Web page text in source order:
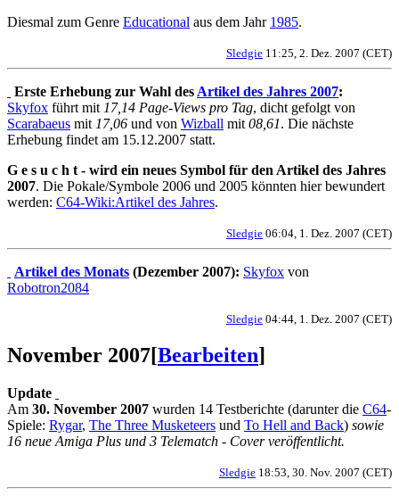
Diesmal zum Genre Educational aus dem Jahr 1985.
Sledgie 11:25, 2. Dez. 2007 (CET)
Erste Erhebung zur Wahl des Artikel des Jahres 2007:
Skyfox führt mit 17,14 Page-Views pro Tag, dicht gefolgt von
Scarabaeus mit 17,06 und von Wizball mit 08,61. Die nächste
Erhebung findet am 15.12.2007 statt.
G e s u c h t - wird ein neues Symbol für den Artikel des Jahres
2007. Die Pokale/Symbole 2006 und 2005 könnten hier bewundert
werden: C64-Wiki:Artikel des Jahres.
Sledgie 06:04, 1. Dez. 2007 (CET)
Artikel des Monats (Dezember 2007): Skyfox von
Robotron2084
Sledgie 04:44, 1. Dez. 2007 (CET)
November 2007[Bearbeiten]
Update
Am 30. November 2007 wurden 14 Testberichte (darunter die C64-
Spiele: Rygar, The Three Musketeers und To Hell and Back) sowie
16 neue Amiga Plus und 3 Telematch - Cover veröffentlicht.
Sledgie 18:53, 30. Nov. 2007 (CET)